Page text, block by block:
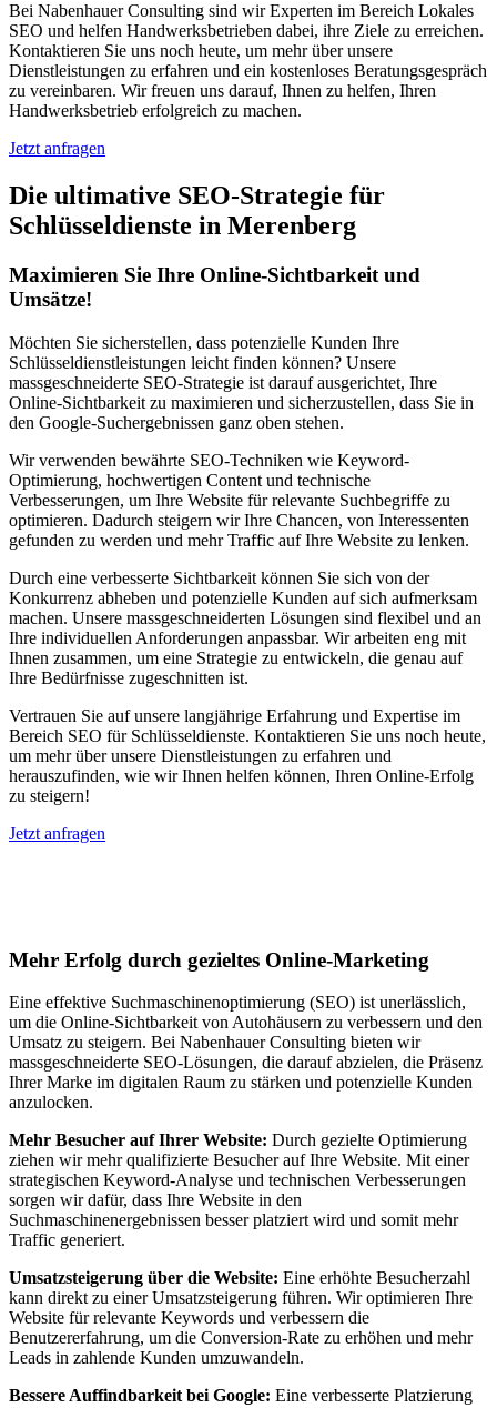
Bei Nabenhauer Consulting sind wir Experten im Bereich Lokales
SEO und helfen Handwerksbetrieben dabei, ihre Ziele zu erreichen.
Kontaktieren Sie uns noch heute, um mehr über unsere
Dienstleistungen zu erfahren und ein kostenloses Beratungsgespräch
zu vereinbaren. Wir freuen uns darauf, Ihnen zu helfen, Ihren
Handwerksbetrieb erfolgreich zu machen.
Jetzt anfragen
Die ultimative SEO-Strategie für
Schlüsseldienste in Merenberg
Maximieren Sie Ihre Online-Sichtbarkeit und
Umsätze!
Möchten Sie sicherstellen, dass potenzielle Kunden Ihre
Schlüsseldienstleistungen leicht finden können? Unsere
massgeschneiderte SEO-Strategie ist darauf ausgerichtet, Ihre
Online-Sichtbarkeit zu maximieren und sicherzustellen, dass Sie in
den Google-Suchergebnissen ganz oben stehen.
Wir verwenden bewährte SEO-Techniken wie Keyword-
Optimierung, hochwertigen Content und technische
Verbesserungen, um Ihre Website für relevante Suchbegriffe zu
optimieren. Dadurch steigern wir Ihre Chancen, von Interessenten
gefunden zu werden und mehr Traffic auf Ihre Website zu lenken.
Durch eine verbesserte Sichtbarkeit können Sie sich von der
Konkurrenz abheben und potenzielle Kunden auf sich aufmerksam
machen. Unsere massgeschneiderten Lösungen sind flexibel und an
Ihre individuellen Anforderungen anpassbar. Wir arbeiten eng mit
Ihnen zusammen, um eine Strategie zu entwickeln, die genau auf
Ihre Bedürfnisse zugeschnitten ist.
Vertrauen Sie auf unsere langjährige Erfahrung und Expertise im
Bereich SEO für Schlüsseldienste. Kontaktieren Sie uns noch heute,
um mehr über unsere Dienstleistungen zu erfahren und
herauszufinden, wie wir Ihnen helfen können, Ihren Online-Erfolg
zu steigern!
Jetzt anfragen
Mehr Erfolg durch gezieltes Online-Marketing
Eine effektive Suchmaschinenoptimierung (SEO) ist unerlässlich,
um die Online-Sichtbarkeit von Autohäusern zu verbessern und den
Umsatz zu steigern. Bei Nabenhauer Consulting bieten wir
massgeschneiderte SEO-Lösungen, die darauf abzielen, die Präsenz
Ihrer Marke im digitalen Raum zu stärken und potenzielle Kunden
anzulocken.
Mehr Besucher auf Ihrer Website: Durch gezielte Optimierung
ziehen wir mehr qualifizierte Besucher auf Ihre Website. Mit einer
strategischen Keyword-Analyse und technischen Verbesserungen
sorgen wir dafür, dass Ihre Website in den
Suchmaschinenergebnissen besser platziert wird und somit mehr
Traffic generiert.
Umsatzsteigerung über die Website: Eine erhöhte Besucherzahl
kann direkt zu einer Umsatzsteigerung führen. Wir optimieren Ihre
Website für relevante Keywords und verbessern die
Benutzererfahrung, um die Conversion-Rate zu erhöhen und mehr
Leads in zahlende Kunden umzuwandeln.
Bessere Auffindbarkeit bei Google: Eine verbesserte Platzierung